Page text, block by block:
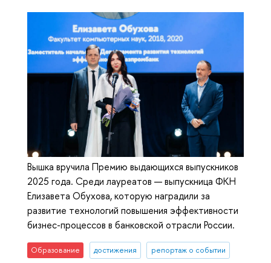
Вышка вручила Премию выдающихся выпускников
2025 года. Среди лауреатов — выпускница ФКН
Елизавета Обухова, которую наградили за
развитие технологий повышения эффективности
бизнес-процессов в банковской отрасли России.
Образование достижения репортаж о событии